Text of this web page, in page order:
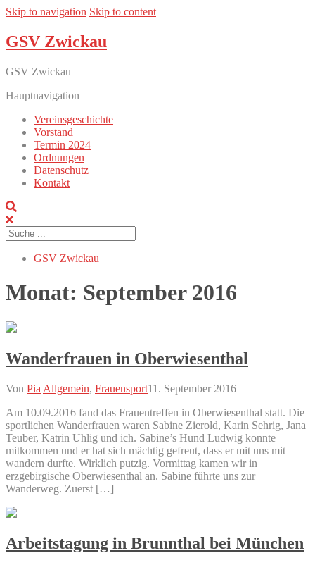
Skip to navigation Skip to content
GSV Zwickau
GSV Zwickau
Hauptnavigation
Vereinsgeschichte
Vorstand
Termin 2024
Ordnungen
Datenschutz
Kontakt
GSV Zwickau
Monat: September 2016
Wanderfrauen in Oberwiesenthal
Von Pia Allgemein, Frauensport11. September 2016
Am 10.09.2016 fand das Frauentreffen in Oberwiesenthal statt. Die
sportlichen Wanderfrauen waren Sabine Zierold, Karin Sehrig, Jana
Teuber, Katrin Uhlig und ich. Sabine’s Hund Ludwig konnte
mitkommen und er hat sich mächtig gefreut, dass er mit uns mit
wandern durfte. Wirklich putzig. Vormittag kamen wir in
erzgebirgische Oberwiesenthal an. Sabine führte uns zur
Wanderweg. Zuerst […]
Arbeitstagung in Brunnthal bei München